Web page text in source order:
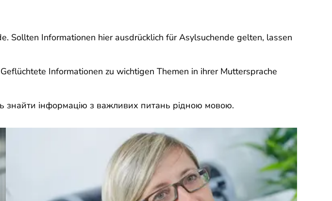
Sollten Informationen hier ausdrücklich für Asylsuchende gelten, lassen
Informationen zu wichtigen Themen in ihrer Muttersprache
знайти інформацію з важливих питань рідною мовою.